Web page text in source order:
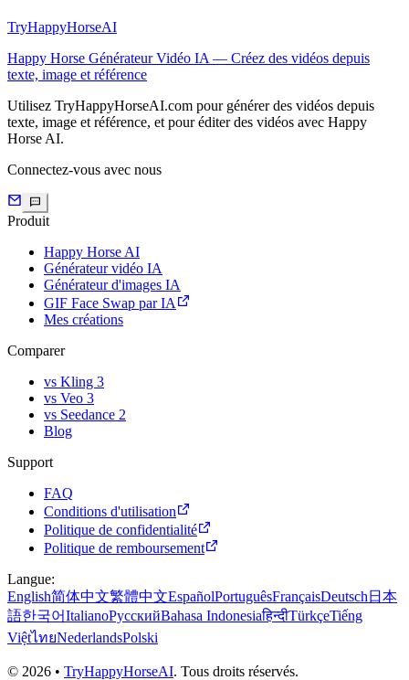
TryHappyHorseAI
Happy Horse Générateur Vidéo IA — Créez des vidéos depuis
texte, image et référence
Utilisez TryHappyHorseAI.com pour générer des vidéos depuis
texte, image et référence, et pour éditer des vidéos avec Happy
Horse AI.
Connectez-vous avec nous
Produit
Happy Horse AI
Générateur vidéo IA
Générateur d'images IA
GIF Face Swap par IA
Mes créations
Comparer
vs Kling 3
vs Veo 3
vs Seedance 2
Blog
Support
FAQ
Conditions d'utilisation
Politique de confidentialité
Politique de remboursement
Langue:
English简体中文繁體中文EspañolPortuguêsFrançaisDeutsch日本
語한국어ItalianoРусскийBahasa Indonesiaहिन्दीTürkçeTiếng
ViệtไทยNederlandsPolski
© 2026 • TryHappyHorseAI. Tous droits réservés.